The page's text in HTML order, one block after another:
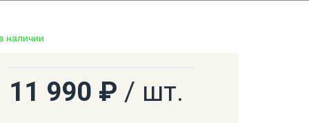
наличии
11 990 ₽ / шт.